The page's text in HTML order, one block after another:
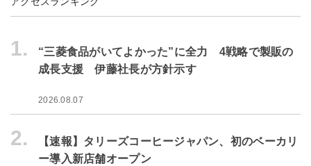
1.
“三菱食品がいてよかった”に全力 4戦略で製販の
成長支援 伊藤社長が方針示す
2026.08.07
2.
【速報】タリーズコーヒージャパン、初のベーカリ
ー導入新店舗オープン